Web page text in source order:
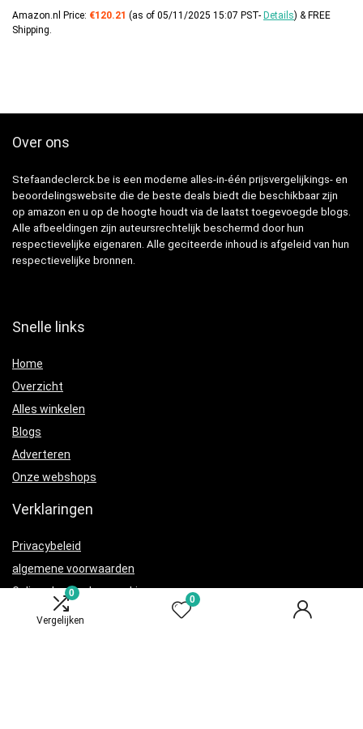
0
Vergelijken
0
Amazon.nl Price: €120.21 (as of 05/11/2025 15:07 PST- Details) & FREE
Shipping.
Over ons
Stefaandeclerck.be is een moderne alles-in-één prijsvergelijkings- en
beoordelingswebsite die de beste deals biedt die beschikbaar zijn
op amazon en u op de hoogte houdt via de laatst toegevoegde blogs.
Alle afbeeldingen zijn auteursrechtelijk beschermd door hun
respectievelijke eigenaren. Alle geciteerde inhoud is afgeleid van hun
respectievelijke bronnen.
Snelle links
Home
Overzicht
Alles winkelen
Blogs
Adverteren
Onze webshops
Verklaringen
Privacybeleid
algemene voorwaarden
Gelieerde openbaarmaking